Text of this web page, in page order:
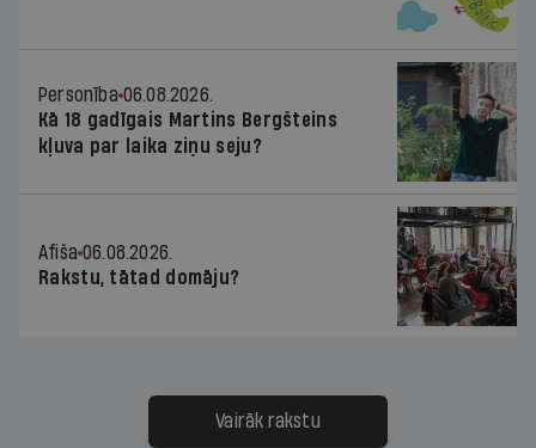
Personība 06.08.2026.
Kā 18 gadīgais Martins Bergšteins
kļuva par laika ziņu seju?
Afiša 06.08.2026.
Rakstu, tātad domāju?
Vairāk rakstu